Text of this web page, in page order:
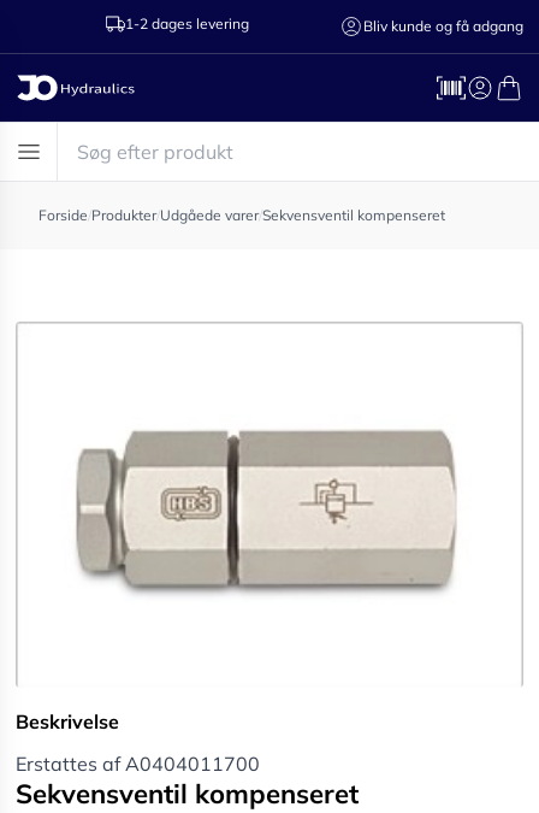
1-2 dages levering Ring til os
Bliv kunde og få adgang
Forside/Produkter/Udgåede varer/Sekvensventil kompenseret
Beskrivelse
Erstattes af A0404011700
Sekvensventil kompenseret